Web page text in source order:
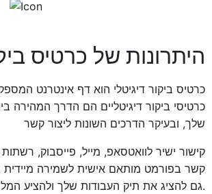
היתרונות של כרטיס
כרטיס ביקור דיגיטלי הוא דף אינטרנט
כרטיסי ביקור דיגיטליים הם הדרך
שלך, ובעיקר הדרכים השונות ליצור קשר
קישור ישיר לוואטסאפ, מייל, פייסבוק,
קשר בפורמט מותאם אישית לשמירה מיידית
גם להציג את תיק העבודות שלך ולהציע המלצות מלקוחות מרוצים.